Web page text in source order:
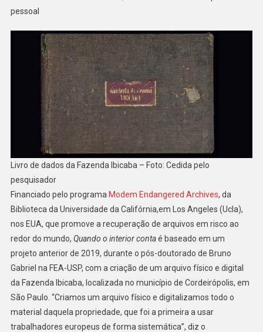
pessoal
Livro de dados da Fazenda Ibicaba – Foto: Cedida pelo
pesquisador
Financiado pelo programa Modem Endangered Archives, da
Biblioteca da Universidade da Califórnia,em Los Angeles (Ucla),
nos EUA, que promove a recuperação de arquivos em risco ao
redor do mundo, Quando o interior contaé baseado em um
projeto anterior de 2019, durante o pós-doutorado de Bruno
Gabriel na FEA-USP, com a criação de um arquivo físico e digital
da Fazenda Ibicaba, localizada no município de Cordeirópolis, em
São Paulo. “Criamos um arquivo físico e digitalizamos todo o
material daquela propriedade, que foi a primeira a usar
trabalhadores europeus de forma sistemática”, diz o